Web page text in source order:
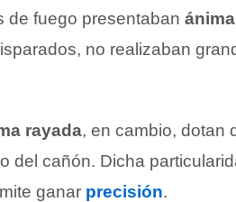
de fuego presentaban
no realizaban
rayada, en cambio, dotan
del cañón. Dicha
ganar precisión.